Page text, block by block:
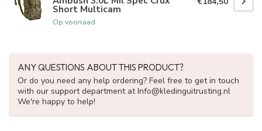
Short Multicam
Op voorraad
ANY QUESTIONS ABOUT THIS PRODUCT?
Or do you need any help ordering? Feel free to get in touch
with our support department atInfo@kledinguitrusting.nl
We're happy to help!